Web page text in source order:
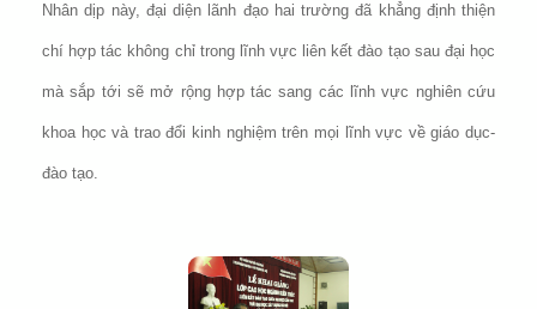
Nhân dịp này, đại diện lãnh đạo hai trường đã khẳng định thiện
chí hợp tác không chỉ trong lĩnh vực liên kết đào tạo sau đại học
mà sắp tới sẽ mở rộng hợp tác sang các lĩnh vực nghiên cứu
khoa học và trao đổi kinh nghiệm trên mọi lĩnh vực về giáo dục-
đào tạo.